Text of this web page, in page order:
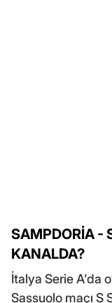
SAMPDORİA -
KANALDA?
İtalya Serie A'da
Sassuolo maçı S